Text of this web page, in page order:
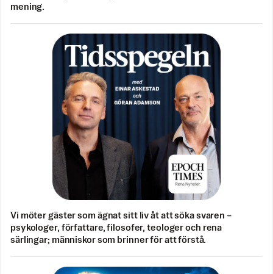
mening.
Vi möter gäster som ägnat sitt liv åt att söka svaren –
psykologer, författare, filosofer, teologer och rena
särlingar; människor som brinner för att förstå.